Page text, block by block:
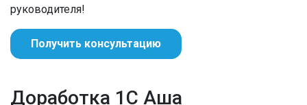
руководителя!
Получить консультацию
Доработка 1С Аша